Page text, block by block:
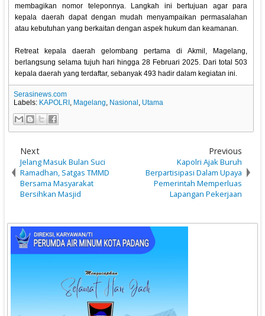
membagikan nomor teleponnya. Langkah ini bertujuan agar para
kepala daerah dapat dengan mudah menyampaikan permasalahan
atau kebutuhan yang berkaitan dengan aspek hukum dan keamanan.
Retreat kepala daerah gelombang pertama di Akmil, Magelang,
berlangsung selama tujuh hari hingga 28 Februari 2025. Dari total 503
kepala daerah yang terdaftar, sebanyak 493 hadir dalam kegiatan ini.
Serasinews.com
Labels: KAPOLRI , Magelang, Nasional , Utama
Next
Jelang Masuk Bulan Suci
Ramadhan, Satgas TMMD
Bersama Masyarakat
Bersihkan Masjid
Previous
Kapolri Ajak Buruh
Berpartisipasi Dalam Upaya
Pemerintah Memperluas
Lapangan Pekerjaan